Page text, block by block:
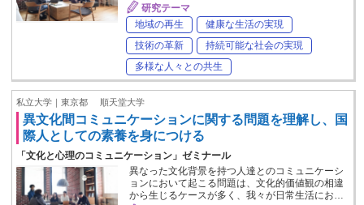
研究テーマ
地域の再生
健康な生活の実現
技術の革新
持続可能な社会の実現
多様な人々との共生
私立大学｜東京都 順天堂大学
異文化間コミュニケーションに関する問題を理解し、国
際人としての素養を身につける
「文化と心理のコミュニケーション」ゼミナール
異なった文化背景を持つ人達とのコミュニケーシ
ョンにおいて起こる問題は、文化的価値観の相違
から生じるケースが多く、我々が日常生活にお…